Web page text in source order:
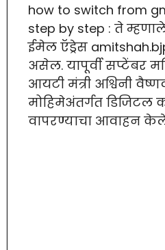
how to switch from
step by step : ते
ईमेल ऍड्रेस
असेल. यापूर्वी सप्टेंबर
आयटी मंत्री अश्विनी
मोहिमेअंतर्गत डिजिटल
वापरण्याचा आवाहन